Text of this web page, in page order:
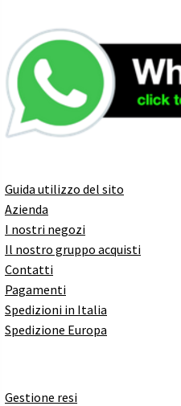
Guida utilizzo del sito
Azienda
I nostri negozi
Il nostro gruppo acquisti
Contatti
Pagamenti
Spedizioni in Italia
Spedizione Europa
Gestione resi